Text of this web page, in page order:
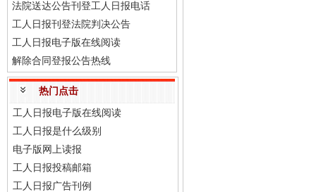
法院送达公告刊登工人日报电话
工人日报刊登法院判决公告
工人日报电子版在线阅读
解除合同登报公告热线
热门点击
工人日报电子版在线阅读
工人日报是什么级别
电子版网上读报
工人日报投稿邮箱
工人日报广告刊例